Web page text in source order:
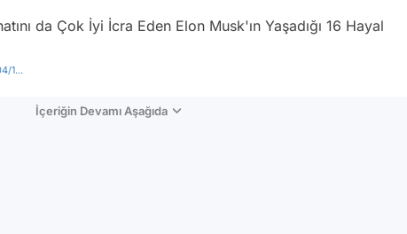
da Çok İyi İcra Eden Elon Musk'ın Yaşadığı 16 Hayal
1...
İçeriğin Devamı Aşağıda